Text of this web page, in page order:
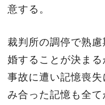
意する。
裁判所の調停で熟
婚することが決ま
事故に遭い記憶喪
み合った記憶も全